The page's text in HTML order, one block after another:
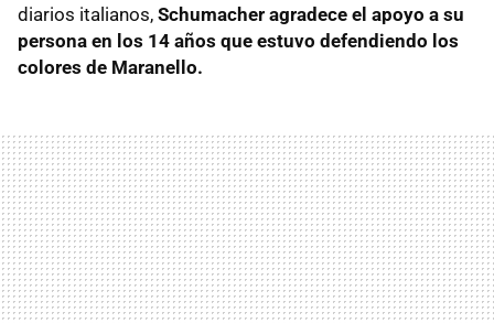
diarios italianos, Schumacher agradece el apoyo a su
persona en los 14 años que estuvo defendiendo los
colores de Maranello.